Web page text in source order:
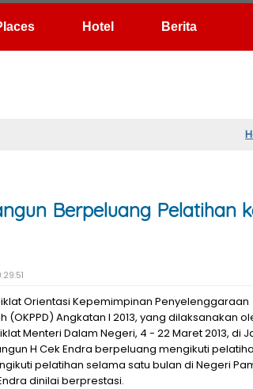
Hotel Berita
Berpeluang Pelatihan
Orientasi Kepemimpinan Penyelenggaraan
(OKPPD) Angkatan I 2013, yang dilaksanakan
Menteri Dalam Negeri, 4 - 22 Maret 2013, di
H Cek Endra berpeluang mengikuti
pelatihan selama satu bulan di Negeri
dinilai berprestasi.